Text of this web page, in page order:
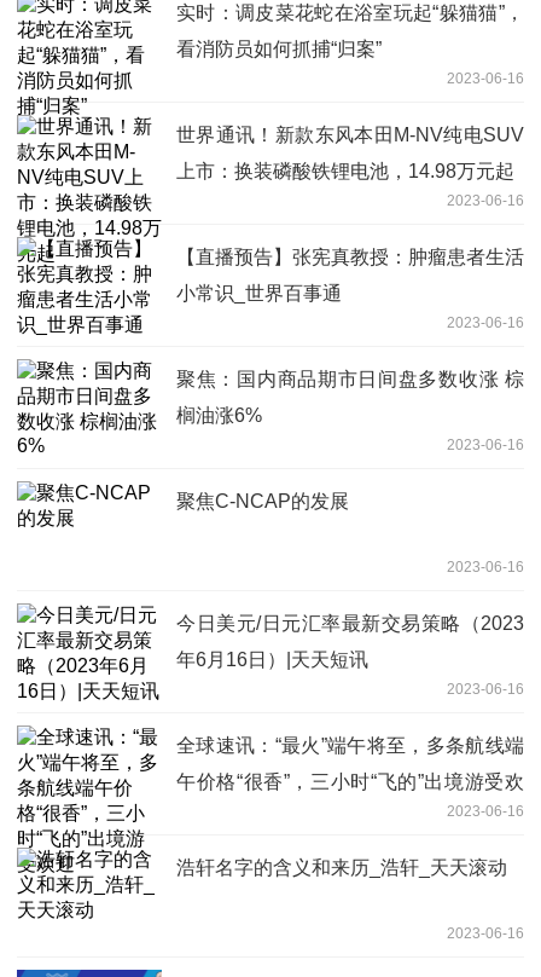
实时：调皮菜花蛇在浴室玩起“躲猫猫”，
看消防员如何抓捕“归案”
2023-06-16
世界通讯！新款东风本田M-NV纯电SUV
上市：换装磷酸铁锂电池，14.98万元起
2023-06-16
【直播预告】张宪真教授：肿瘤患者生活
小常识_世界百事通
2023-06-16
聚焦：国内商品期市日间盘多数收涨 棕
榈油涨6%
2023-06-16
聚焦C-NCAP的发展
2023-06-16
今日美元/日元汇率最新交易策略（2023
年6月16日）|天天短讯
2023-06-16
全球速讯：“最火”端午将至，多条航线端
午价格“很香”，三小时“飞的”出境游受欢
2023-06-16
浩轩名字的含义和来历_浩轩_天天滚动
2023-06-16